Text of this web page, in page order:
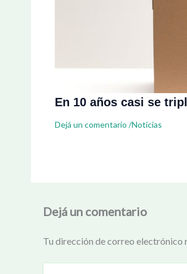
En 10 años casi se
Dejá un comentario /Noticias
Dejá un comentario
Tu dirección de correo electrónico